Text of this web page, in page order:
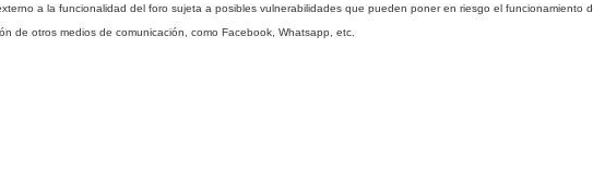
a la funcionalidad del foro sujeta a posibles vulnerabilidades que pueden poner en riesgo el funcionamiento
de otros medios de comunicación, como Facebook, Whatsapp, etc.